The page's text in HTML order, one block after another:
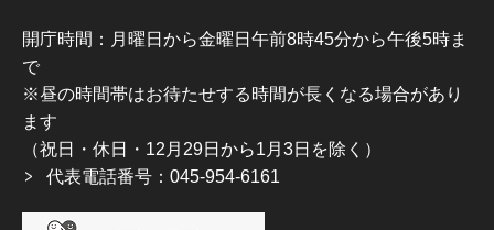
開庁時間：月曜日から金曜日午前8時45分から午後5時ま
で
※昼の時間帯はお待たせする時間が長くなる場合があり
ます
（祝日・休日・12月29日から1月3日を除く）
代表電話番号：045-954-6161